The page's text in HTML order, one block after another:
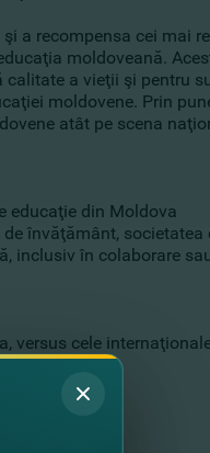
a recompensa cei mai
moldoveană.
a vieţii şi pentru
moldovene. Prin
atât pe scena
educaţie din Moldova
învăţământ,
inclusiv în colaborare
versus cele
din Moldova